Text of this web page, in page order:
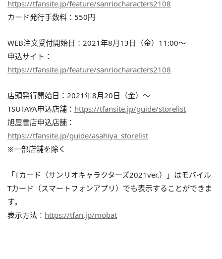
https://tfansite.jp/feature/sanriocharacters2108
カード発行手数料：550円
WEB注文受付開始日：2021年8月13日（金）11:00～
申込サイト：
https://tfansite.jp/feature/sanriocharacters2108
店頭発行開始日：2021年8月20日（金）～
TSUTAYA申込店舗： https://tfansite.jp/guide/storelist
旭屋書店申込店舗：
https://tfansite.jp/guide/asahiya_storelist
※一部店舗を除く
「Tカード（サンリオキャラクターズ2021ver.）」はモバイル
Tカード（スマートフォンアプリ）でも表示することができま
す。
表示方法： https://tfan.jp/mobat